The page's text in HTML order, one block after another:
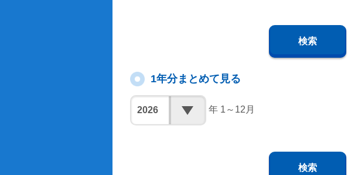
検索
1年分まとめて見る
年 1～12月
検索